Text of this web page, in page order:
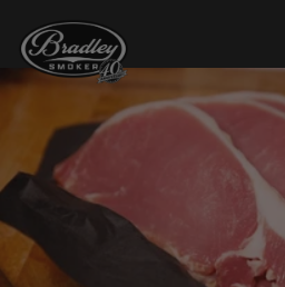
NAAR DE
CONTENT